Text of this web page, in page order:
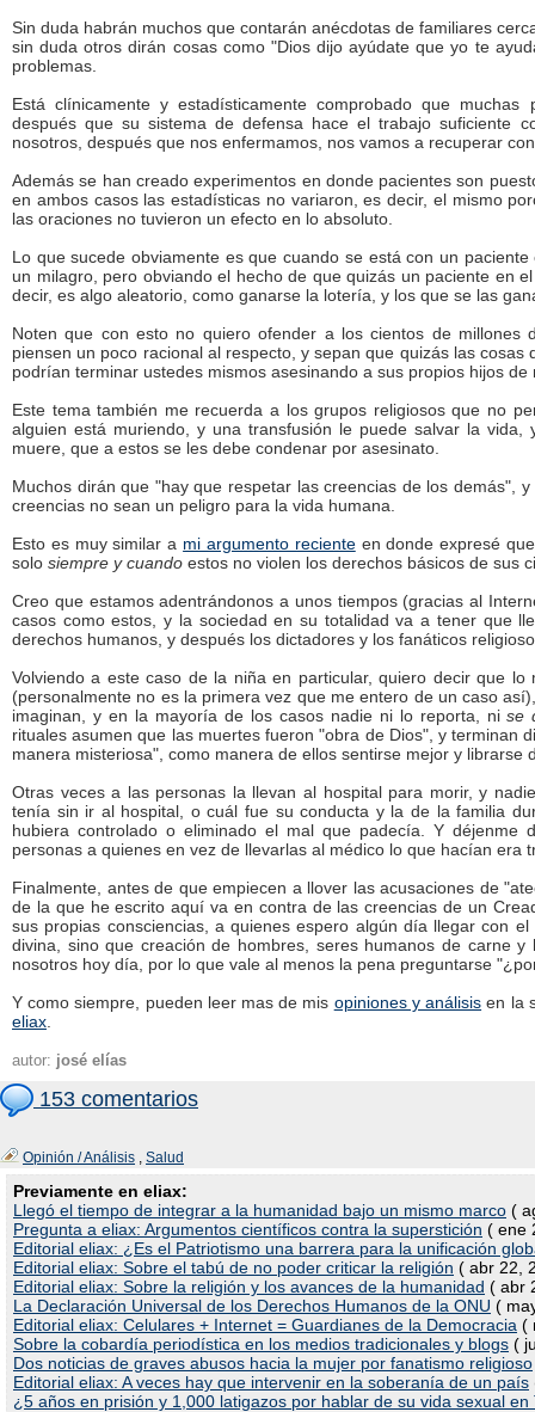
Sin duda habrán muchos que contarán anécdotas de familiares
sin duda otros dirán cosas como "Dios dijo ayúdate que yo te
problemas.
Está clínicamente y estadísticamente comprobado que
después que su sistema de defensa hace el trabajo suficiente
nosotros, después que nos enfermamos, nos vamos a recuperar
Además se han creado experimentos en donde pacientes son
en ambos casos las estadísticas no variaron, es decir, el mismo
las oraciones no tuvieron un efecto en lo absoluto.
Lo que sucede obviamente es que cuando se está con un
un milagro, pero obviando el hecho de que quizás un paciente en
decir, es algo aleatorio, como ganarse la lotería, y los que se las
Noten que con esto no quiero ofender a los cientos de
piensen un poco racional al respecto, y sepan que quizás las
podrían terminar ustedes mismos asesinando a sus propios hijos de
Este tema también me recuerda a los grupos religiosos que no
alguien está muriendo, y una transfusión le puede salvar la
muere, que a estos se les debe condenar por asesinato.
Muchos dirán que "hay que respetar las creencias de los demás",
creencias no sean un peligro para la vida humana.
Esto es muy similar a mi argumento recienteen donde expresé
solo siempre y cuando estos no violen los derechos básicos de sus
Creo que estamos adentrándonos a unos tiempos (gracias al
casos como estos, y la sociedad en su totalidad va a tener que
derechos humanos, y después los dictadores y los fanáticos
Volviendo a este caso de la niña en particular, quiero decir que
(personalmente no es la primera vez que me entero de un caso
imaginan, y en la mayoría de los casos nadie ni lo reporta, nise
rituales asumen que las muertes fueron "obra de Dios", y terminan
manera misteriosa", como manera de ellos sentirse mejor y
Otras veces a las personas la llevan al hospital para morir, y
tenía sin ir al hospital, o cuál fue su conducta y la de la familia
hubiera controlado o eliminado el mal que padecía. Y
personas a quienes en vez de llevarlas al médico lo que hacían
Finalmente, antes de que empiecen a llover las acusaciones de
de la que he escrito aquí va en contra de las creencias de un
sus propias consciencias, a quienes espero algún día llegar con
divina, sino que creación de hombres, seres humanos de carne
nosotros hoy día, por lo que vale al menos la pena preguntarse
Y como siempre, pueden leer mas de mis opiniones y análisis en la
eliax
autor: josé elías
153 comentarios
Opinión / Análisis , Salud
Previamente en eliax:
Llegó el tiempo de integrar a la humanidad bajo un mismo marco (
Pregunta a eliax: Argumentos científicos contra la superstición ( ene
Editorial eliax: ¿Es el Patriotismo una barrera para la unificación
Editorial eliax: Sobre el tabú de no poder criticar la religión ( abr 22,
Editorial eliax: Sobre la religión y los avances de la humanidad ( abr
La Declaración Universal de los Derechos Humanos de la ONU (
Editorial eliax: Celulares + Internet = Guardianes de la Democracia (
Sobre la cobardía periodística en los medios tradicionales y blogs (
Dos noticias de graves abusos hacia la mujer por fanatismo religioso
Editorial eliax: A veces hay que intervenir en la soberanía de un país
¿5 años en prisión y 1,000 latigazos por hablar de su vida sexual en